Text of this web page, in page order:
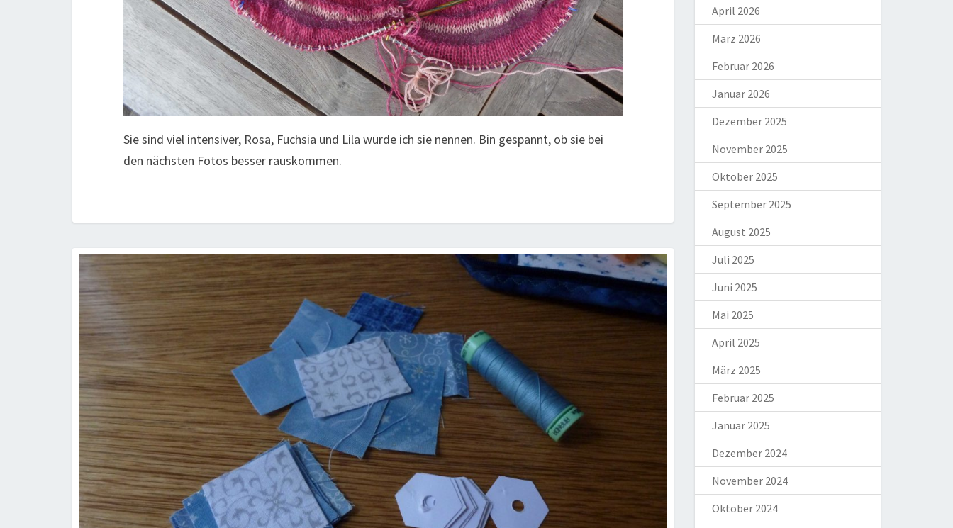
Sie sind viel intensiver, Rosa, Fuchsia und Lila würde ich sie nennen. Bin gespannt, ob sie bei
den nächsten Fotos besser rauskommen.
April 2026
März 2026
Februar 2026
Januar 2026
Dezember 2025
November 2025
Oktober 2025
September 2025
August 2025
Juli 2025
Juni 2025
Mai 2025
April 2025
März 2025
Februar 2025
Januar 2025
Dezember 2024
November 2024
Oktober 2024